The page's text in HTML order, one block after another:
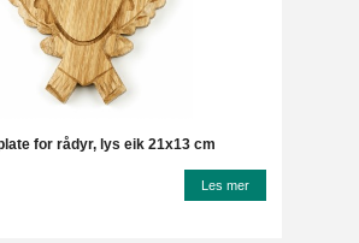
for rådyr, lys eik 21x13 cm
Les mer